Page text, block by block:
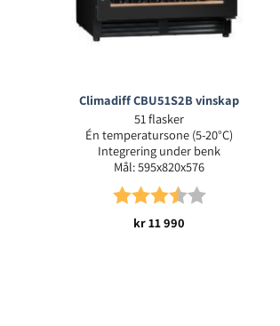
Climadiff CBU51S2B vinskap
51 flasker
Én temperatursone (5-20°C)
Integrering under benk
Mål: 595x820x576
Karakter:
3.5 av 5 mulige
kr11 990